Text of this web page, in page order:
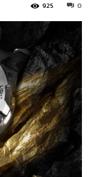
0
925